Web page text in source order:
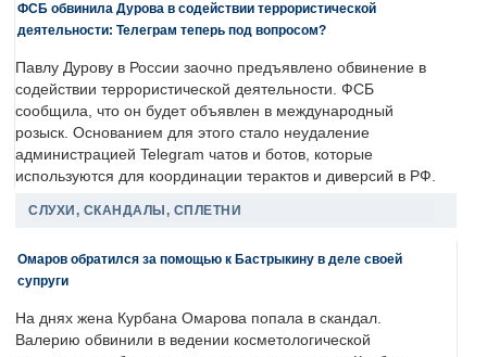
ФСБ обвинила Дурова в содействии террористической
деятельности: Телеграм теперь под вопросом?
Павлу Дурову в России заочно предъявлено обвинение в
содействии террористической деятельности. ФСБ
сообщила, что он будет объявлен в международный
розыск. Основанием для этого стало неудаление
администрацией Telegram чатов и ботов, которые
используются для координации терактов и диверсий в РФ.
СЛУХИ, СКАНДАЛЫ, СПЛЕТНИ
Омаров обратился за помощью к Бастрыкину в деле своей
супруги
На днях жена Курбана Омарова попала в скандал.
Валерию обвинили в ведении косметологической